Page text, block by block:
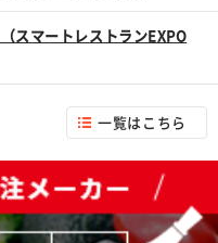
マートレストランEXPO
一覧はこちら